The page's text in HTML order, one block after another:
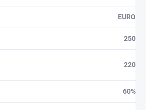
EURO
250
220
60%